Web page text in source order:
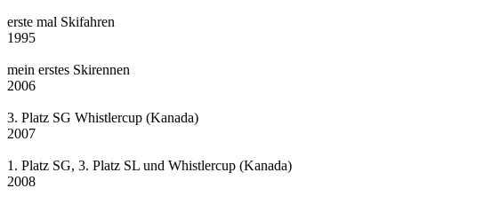
erste mal Skifahren
1995
mein erstes Skirennen
2006
3. Platz SG Whistlercup (Kanada)
2007
1. Platz SG, 3. Platz SL und Whistlercup (Kanada)
2008